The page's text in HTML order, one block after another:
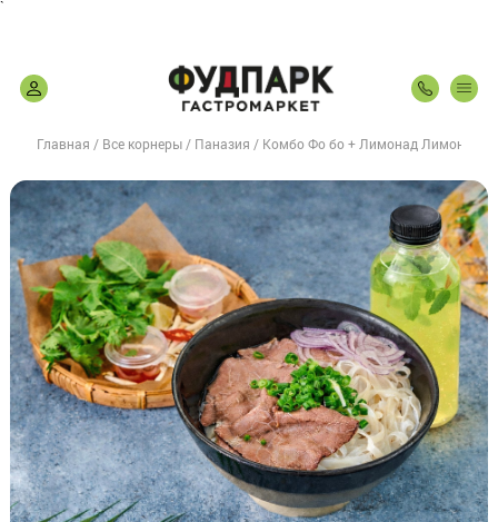
`
Главная Все корнеры Паназия Комбо Фо бо + Лимонад Лимон-